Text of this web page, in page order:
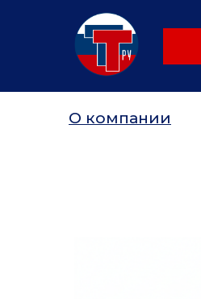
О компании